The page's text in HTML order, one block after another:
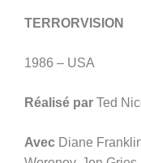
TERRORVISION
1986 – USA
Réalisé par Ted
Avec Diane